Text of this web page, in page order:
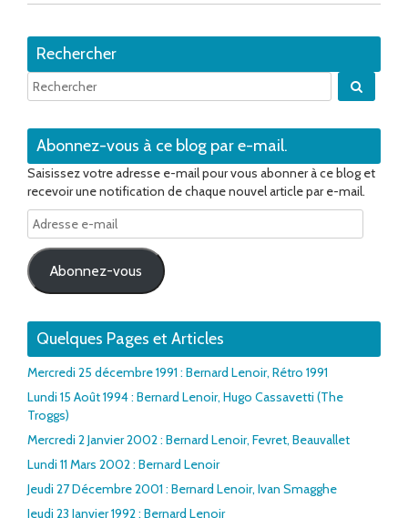
Rechercher
Abonnez-vous à ce blog par e-mail.
Saisissez votre adresse e-mail pour vous abonner à ce blog et
recevoir une notification de chaque nouvel article par e-mail.
Adresse
e-
mail
Abonnez-vous
Quelques Pages et Articles
Mercredi 25 décembre 1991 : Bernard Lenoir, Rétro 1991
Lundi 15 Août 1994 : Bernard Lenoir, Hugo Cassavetti (The
Troggs)
Mercredi 2 Janvier 2002 : Bernard Lenoir, Fevret, Beauvallet
Lundi 11 Mars 2002 : Bernard Lenoir
Jeudi 27 Décembre 2001 : Bernard Lenoir, Ivan Smagghe
Jeudi 23 Janvier 1992 : Bernard Lenoir